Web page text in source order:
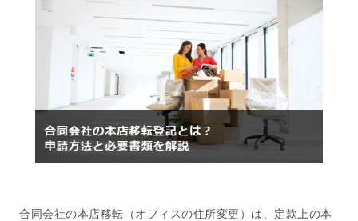
合同会社の本店移転（オフィスの住所変更）は、定款上の本